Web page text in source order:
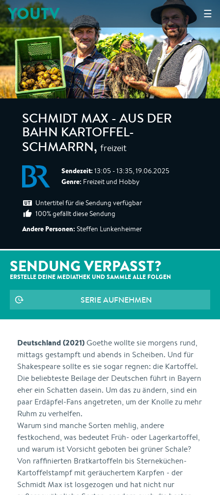
☰
YOUTV
SCHMIDT MAX - AUS DER
BAHN KARTOFFEL-
SCHMARRN, freizeit
Sendezeit: 13:05 - 13:35, 19.06.2025
Genre: Freizeit und Hobby
Untertitel für die Sendung verfügbar
100% gefällt diese Sendung
Andere Personen: Steffen Lunkenheimer
SENDUNG VERPASST?
ERSTELLE DEINE MEDIATHEK UND SAMMLE ALLE FOLGEN
SERIE AUFNEHMEN
Deutschland (2021)Goethe wollte sie morgens rund,
mittags gestampft und abends in Scheiben. Und für
Shakespeare sollte es sie sogar regnen: die Kartoffel.
Die beliebteste Beilage der Deutschen führt in Bayern
eher ein Schatten dasein. Um das zu ändern, sind ein
paar Erdäpfel-Fans angetreten, um der Knolle zu mehr
Ruhm zu verhelfen.
Warum sind manche Sorten mehlig, andere
festkochend, was bedeutet Früh- oder Lagerkartoffel,
und warum ist Vorsicht geboten bei grüner Schale?
Von raffinierten Bratkartoffeln bis Sterneküchen-
Kartoffelstampf mit geräuchertem Karpfen - der
Schmidt Max ist losgezogen und hat nicht nur